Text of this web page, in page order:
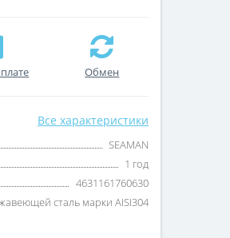
Обмен
Все характеристики
SEAMAN
1 год
4631161760630
сталь марки AISI304